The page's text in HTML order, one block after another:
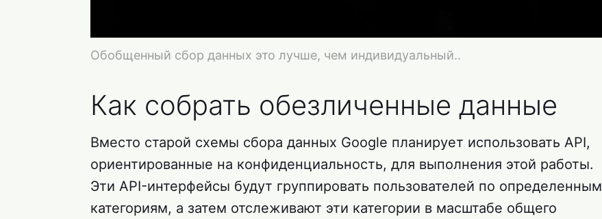
Обобщенный сбор данных это лучше, чем индивидуальный..
Как собрать обезличенные данные
Вместо старой схемы сбора данных Google планирует использовать API,
ориентированные на конфиденциальность, для выполнения этой работы.
Эти API-интерфейсы будут группировать пользователей по определенным
категориям, а затем отслеживают эти категории в масштабе общего